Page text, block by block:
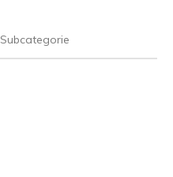
Subcategorie